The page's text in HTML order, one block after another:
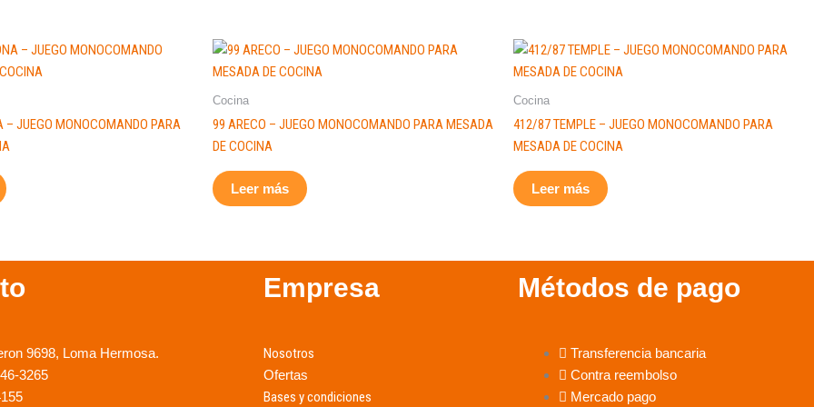
JUEGO MONOCOMANDO PARA
Cocina
99 ARECO – JUEGO MONOCOMANDO PARA MESADA
DE COCINA
Leer más
Cocina
412/87 TEMPLE – JUEGO MONOCOMANDO PARA
MESADA DE COCINA
Leer más
9698, Loma Hermosa.
3265
Empresa
Nosotros
Ofertas
Bases y condiciones
Métodos de pago
Transferencia bancaria
Contra reembolso
Mercado pago